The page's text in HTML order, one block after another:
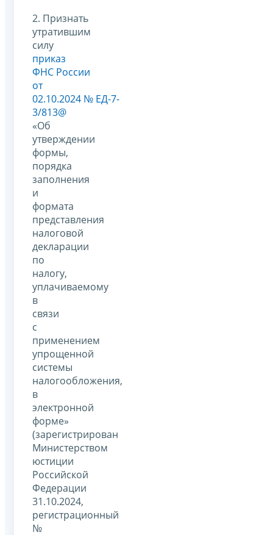
2. Признать
утратившим
силу
приказ
ФНС России
от
02.10.2024 № ЕД-7-
3/813@
«Об
утверждении
формы,
порядка
заполнения
и
формата
представления
налоговой
декларации
по
налогу,
уплачиваемому
в
связи
с
применением
упрощенной
системы
налогообложения,
в
электронной
форме»
(зарегистрирован
Министерством
юстиции
Российской
Федерации
31.10.2024,
регистрационный
№